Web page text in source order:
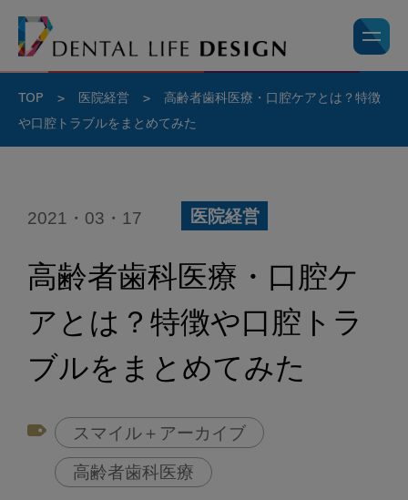
TOP > 医院経営 >
高齢者歯科医療・口腔ケアとは？特徴
や口腔トラブルをまとめてみた
2021・03・17 医院経営
高齢者歯科医療・口腔ケ
アとは？特徴や口腔トラ
ブルをまとめてみた
スマイル＋アーカイブ
高齢者歯科医療